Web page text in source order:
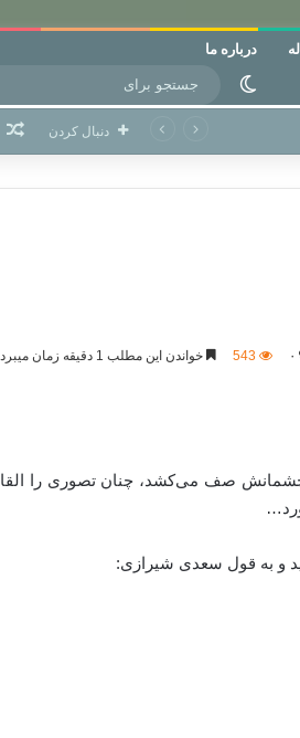
درباره ما
تغییر پوسته
دنبال کردن
۰ 543 خواندن این مطلب 1 دقیقه زمان میبرد
چشمانش صف می‌کشد، چنان تصوری را القا
و بە قول سعدی شیرازی: